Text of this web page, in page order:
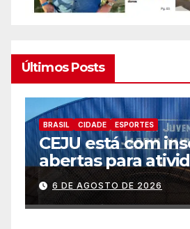
Últimos Posts
BRASIL CIDADE ESPORTES
CEJU está com
abertas para
gratuitas
6 DE AGOSTO DE 2026